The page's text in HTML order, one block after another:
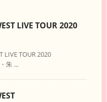
LIVE TOUR 2020
LIVE TOUR 2020
朱 ...